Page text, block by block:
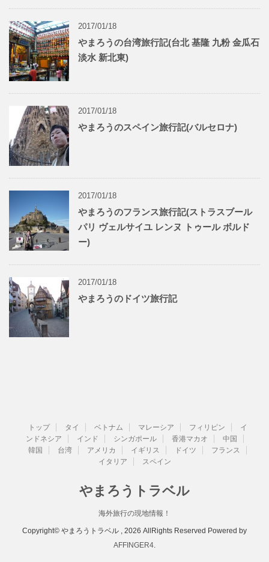
2017/01/18
やまろうの台湾旅行記(台北 基隆 九粉 金瓜石
淡水 新北東)
2017/01/18
やまろうのスペイン旅行記(バルセロナ)
2017/01/18
やまろうのフランス旅行記(ストラスブール
パリ ヴェルサイユ レンヌ トゥール ボルド
ー)
2017/01/18
やまろうのドイツ旅行記
トップ タイ ベトナム マレーシア フィリピン
イ
ンドネシア
インド シンガポール 香港マカオ
中国
韓国
台湾 アメリカ イギリス ドイツ
フランス
イタリア
スペイン
やまろうトラベル
海外旅行の現地情報！
Copyright© やまろうトラベル , 2026 AllRights Reserved Powered by
AFFINGER4.